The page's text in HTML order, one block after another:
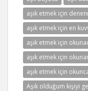
aşık etmek için
aşık etmek için en
aşık etmek için
aşık etmek için
aşık etmek için
Aşık olduğum kişiyi